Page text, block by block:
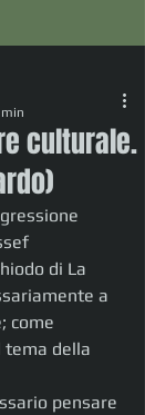
culturale.
di La
a
come
tema della
pensare